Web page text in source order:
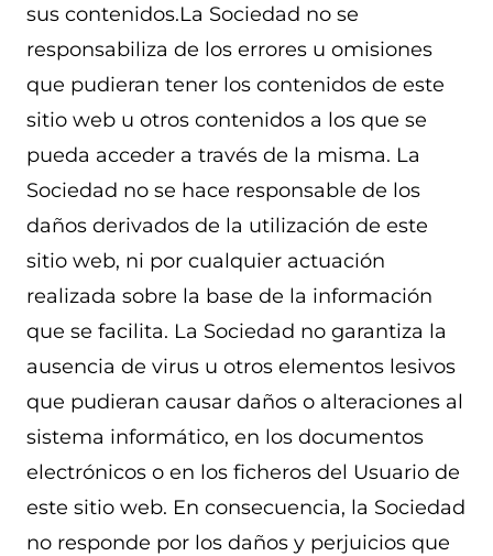
sus contenidos.La Sociedad no se
responsabiliza de los errores u omisiones
que pudieran tener los contenidos de este
sitio web u otros contenidos a los que se
pueda acceder a través de la misma. La
Sociedad no se hace responsable de los
daños derivados de la utilización de este
sitio web, ni por cualquier actuación
realizada sobre la base de la información
que se facilita. La Sociedad no garantiza la
ausencia de virus u otros elementos lesivos
que pudieran causar daños o alteraciones al
sistema informático, en los documentos
electrónicos o en los ficheros del Usuario de
este sitio web. En consecuencia, la Sociedad
no responde por los daños y perjuicios que